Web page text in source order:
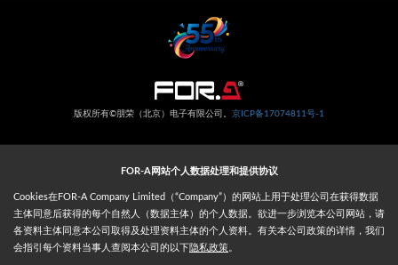
FOR-A网站个人数据处理和提供协议
Cookies在FOR-A Company Limited（“Company”）的网站上用于处理公司在获得数据
主体同意后获得的每个自然人（数据主体）的个人数据。欲进一步浏览本公司网站，请
各资料主体同意本公司取得及处理资料主体的个人资料。有关本公司政策的详情，我们
会指引每个资料当事人查阅本公司的以下隐私政策
版权所有©朋荣（北京）电子有限公司。 京ICP备17074811号-1